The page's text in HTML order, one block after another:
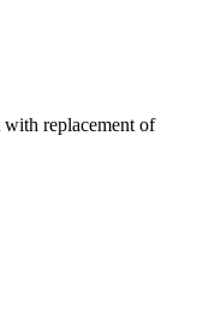
replacement of